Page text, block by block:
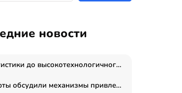
новости
От логистики до высокотехнологичного производства: как основатель “гагаринга” выстраивает экосистему безопасности и гражданских БПЛА
Эксперты обсудили механизмы привлечения молодых специалистов в промышленные города